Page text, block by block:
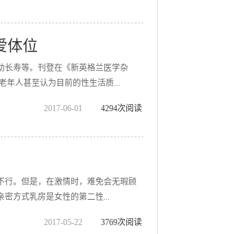
体位
长寿等。刊登在《新英格兰医学杂
年人甚至认为目前的性生活质...
2017-06-01 4294次阅读
。但是，在激情时，难免会无瑕顾
密方式乳房是女性的第二性...
2017-05-22 3769次阅读